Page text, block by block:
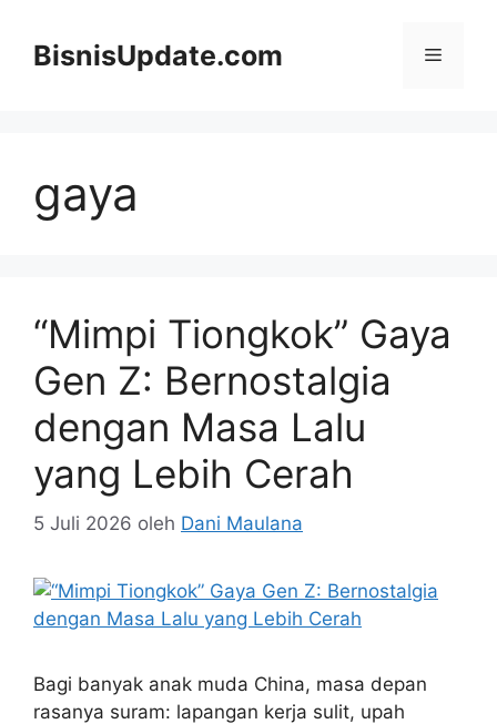
BisnisUpdate.com Menu
gaya
“Mimpi Tiongkok” Gaya
Gen Z: Bernostalgia
dengan Masa Lalu
yang Lebih Cerah
5 Juli 2026 oleh Dani Maulana
Bagi banyak anak muda China, masa depan
rasanya suram: lapangan kerja sulit, upah